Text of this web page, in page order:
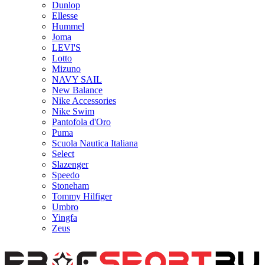
Dunlop
Ellesse
Hummel
Joma
LEVI'S
Lotto
Mizuno
NAVY SAIL
New Balance
Nike Accessories
Nike Swim
Pantofola d'Oro
Puma
Scuola Nautica Italiana
Select
Slazenger
Speedo
Stoneham
Tommy Hilfiger
Umbro
Yingfa
Zeus